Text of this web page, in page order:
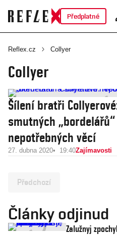
Předplatné
Reflex.cz Collyer
Collyer
Šílení bratři
smutných
nepotřebných věcí
27. dubna 2020 19:40Zajímavosti
Předchozí
Články odjinud
Zalužnyj